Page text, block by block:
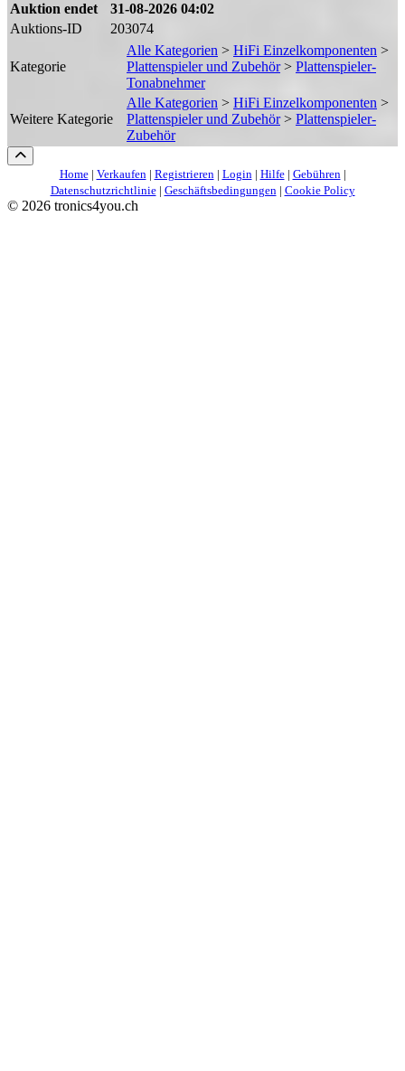
Auktion endet
31-08-2026 04:02
Auktions-ID
203074
Kategorie
Alle Kategorien > HiFi Einzelkomponenten >
Plattenspieler und Zubehör> Plattenspieler-
Tonabnehmer
Weitere Kategorie
Alle Kategorien > HiFi Einzelkomponenten >
Plattenspieler und Zubehör> Plattenspieler-
Zubehör
Home| Verkaufen| Registrieren| Login| Hilfe| Gebühren|
Datenschutzrichtlinie| Geschäftsbedingungen| Cookie Policy
© 2026 tronics4you.ch